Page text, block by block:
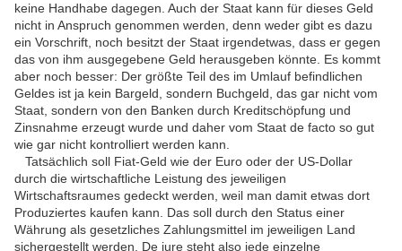
keine Handhabe dagegen. Auch der Staat kann für dieses Geld
nicht in Anspruch genommen werden, denn weder gibt es dazu
ein Vorschrift, noch besitzt der Staat irgendetwas, dass er gegen
das von ihm ausgegebene Geld herausgeben könnte. Es kommt
aber noch besser: Der größte Teil des im Umlauf befindlichen
Geldes ist ja kein Bargeld, sondern Buchgeld, das gar nicht vom
Staat, sondern von den Banken durch Kreditschöpfung und
Zinsnahme erzeugt wurde und daher vom Staat de facto so gut
wie gar nicht kontrolliert werden kann.
Tatsächlich soll Fiat-Geld wie der Euro oder der US-Dollar
durch die wirtschaftliche Leistung des jeweiligen
Wirtschaftsraumes gedeckt werden, weil man damit etwas dort
Produziertes kaufen kann. Das soll durch den Status einer
Währung als gesetzliches Zahlungsmittel im jeweiligen Land
sichergestellt werden. De jure steht also jede einzelne